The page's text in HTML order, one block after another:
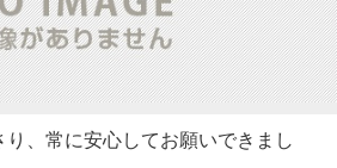
り、常に安心してお願いできまし